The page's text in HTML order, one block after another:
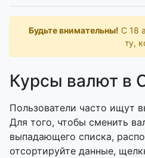
Будьте внимательны! С 18
ту,
Курсы валют в
Пользователи часто ищут
Для того, чтобы сменить
выпадающего списка,
отсортируйте данные,